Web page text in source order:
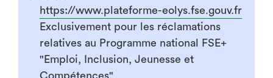
https://www.plateforme-eolys.fse.gouv.fr
Exclusivement pour les réclamations
relatives au Programme national FSE+
"Emploi, Inclusion, Jeunesse et
Compétences"